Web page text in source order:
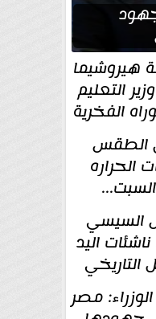
جهود
هيروشيما
التعليم
الفخرية
لما حققه
الطقس
الحراره
في
السيسي
اليد
التاريخي
نهائيمصر